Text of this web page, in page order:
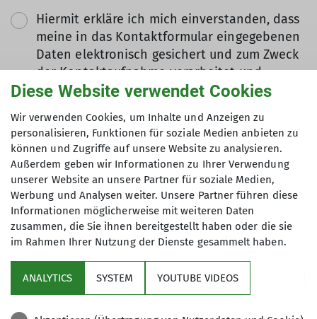
Hiermit erkläre ich mich einverstanden, dass
meine in das Kontaktformular eingegebenen
Daten elektronisch gesichert und zum Zweck
der Kontaktaufnahme verarbeitet und
genutzt werden. Mir ist bekannt, dass ich
kann. *
Mit (*) markierte Felder
sind Pflichtfelder
Absenden
Sektion
Diese Website verwendet Cookies
Wir verwenden Cookies, um Inhalte und Anzeigen zu
personalisieren, Funktionen für soziale Medien anbieten zu
können und Zugriffe auf unsere Website zu analysieren.
Außerdem geben wir Informationen zu Ihrer Verwendung
unserer Website an unsere Partner für soziale Medien,
Werbung und Analysen weiter. Unsere Partner führen diese
Informationen möglicherweise mit weiteren Daten
zusammen, die Sie ihnen bereitgestellt haben oder die sie
im Rahmen Ihrer Nutzung der Dienste gesammelt haben.
ANALYTICS SYSTEM YOUTUBE VIDEOS